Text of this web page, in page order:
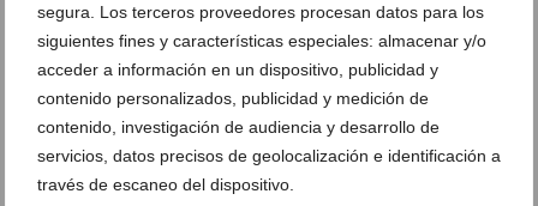
segura. Los terceros proveedores procesan datos para los
siguientes fines y características especiales: almacenar y/o
acceder a información en un dispositivo, publicidad y
contenido personalizados, publicidad y medición de
contenido, investigación de audiencia y desarrollo de
servicios, datos precisos de geolocalización e identificación a
través de escaneo del dispositivo.